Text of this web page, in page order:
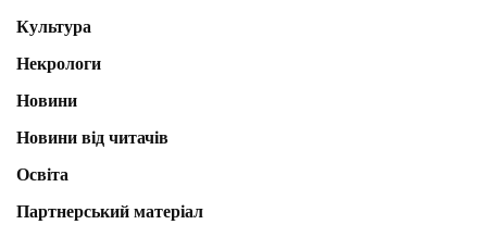
Культура
Некрологи
Новини
Новини від читачів
Освіта
Партнерський матеріал